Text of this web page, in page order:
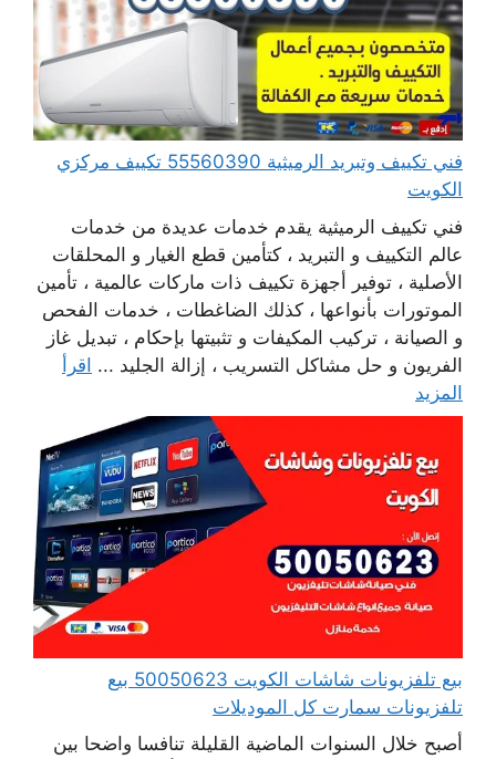
فني تكييف وتبريد الرميثية 55560390 تكييف مركزي
الكويت
فني تكييف الرميثية يقدم خدمات عديدة من خدمات
عالم التكييف و التبريد ، كتأمين قطع الغيار و المحلقات
الأصلية ، توفير أجهزة تكييف ذات ماركات عالمية ، تأمين
الموتورات بأنواعها ، كذلك الضاغطات ، خدمات الفحص
و الصيانة ، تركيب المكيفات و تثبيتها بإحكام ، تبديل غاز
الفريون و حل مشاكل التسريب ، إزالة الجليد ... اقرأ
المزيد
بيع تلفزيونات شاشات الكويت 50050623 بيع
تلفزيونات سمارت كل الموديلات
أصبح خلال السنوات الماضية القليلة تنافسا واضحا بين